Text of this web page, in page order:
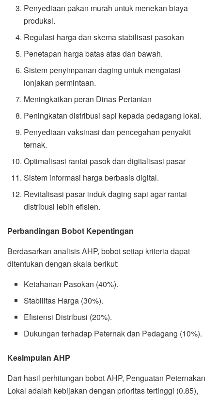
Penyediaan pakan murah untuk menekan biaya
produksi.
Regulasi harga dan skema stabilisasi pasokan
Penetapan harga batas atas dan bawah.
Sistem penyimpanan daging untuk mengatasi
lonjakan permintaan.
Meningkatkan peran Dinas Pertanian
Peningkatan distribusi sapi kepada pedagang lokal.
Penyediaan vaksinasi dan pencegahan penyakit
ternak.
Optimalisasi rantai pasok dan digitalisasi pasar
Sistem informasi harga berbasis digital.
Revitalisasi pasar induk daging sapi agar rantai
distribusi lebih efisien.
Perbandingan Bobot Kepentingan
Berdasarkan analisis AHP, bobot setiap kriteria dapat
ditentukan dengan skala berikut:
Ketahanan Pasokan (40%).
Stabilitas Harga (30%).
Efisiensi Distribusi (20%).
Dukungan terhadap Peternak dan Pedagang (10%).
Kesimpulan AHP
Dari hasil perhitungan bobot AHP, Penguatan Peternakan
Lokal adalah kebijakan dengan prioritas tertinggi (0.85),